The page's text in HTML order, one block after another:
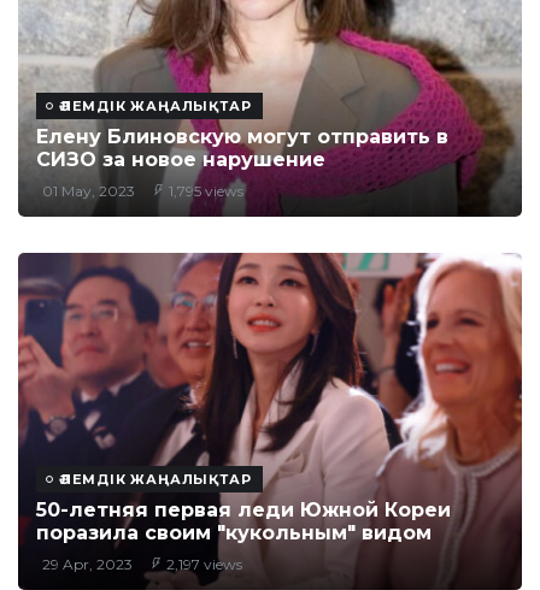
ӘЛЕМДІК ЖАҢАЛЫҚТАР
Елену Блиновскую могут отправить в
СИЗО за новое нарушение
01 May, 2023 1,795 views
ӘЛЕМДІК ЖАҢАЛЫҚТАР
50-летняя первая леди Южной Кореи
поразила своим "кукольным" видом
29 Apr, 2023 2,197 views